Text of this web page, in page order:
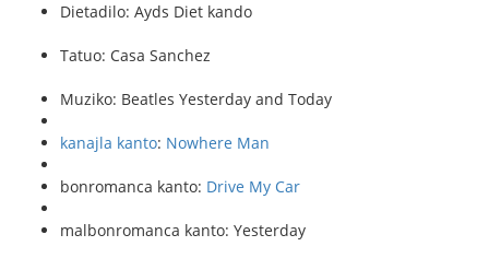
Dietadilo: Ayds Diet kando
Tatuo: Casa Sanchez
Muziko: Beatles Yesterday and Today
kanajla kanto: Nowhere Man
bonromanca kanto: Drive My Car
malbonromanca kanto: Yesterday